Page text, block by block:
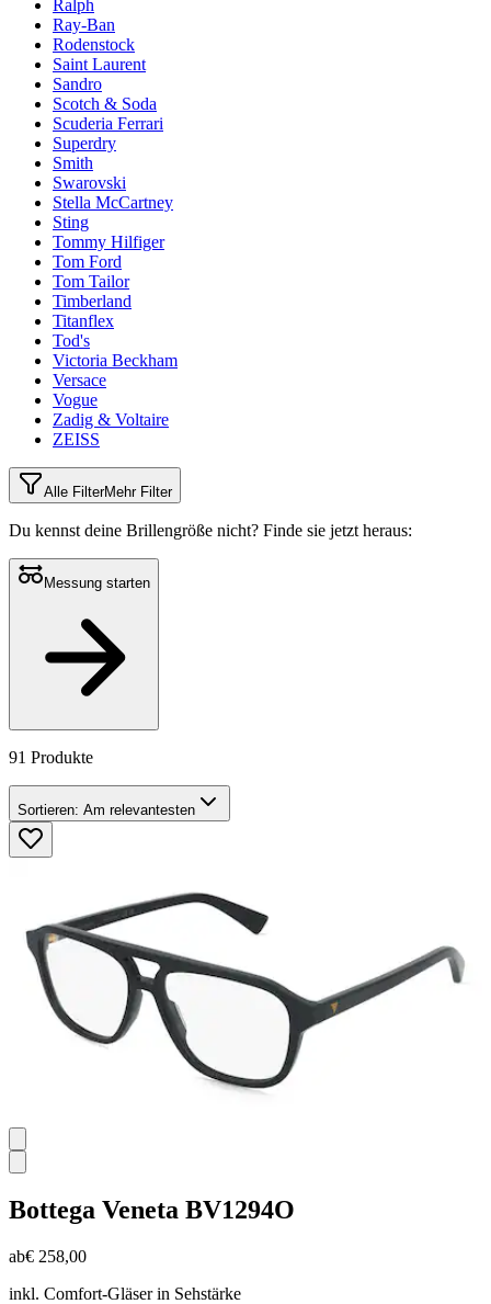
Ralph
Ray-Ban
Rodenstock
Saint Laurent
Sandro
Scotch & Soda
Scuderia Ferrari
Superdry
Smith
Swarovski
Stella McCartney
Sting
Tommy Hilfiger
Tom Ford
Tom Tailor
Timberland
Titanflex
Tod's
Victoria Beckham
Versace
Vogue
Zadig & Voltaire
ZEISS
Alle FilterMehr Filter
Du kennst deine Brillengröße nicht? Finde sie jetzt heraus:
Messung starten
91 Produkte
Sortieren: Am relevantesten
Bottega Veneta BV1294O
ab€ 258,00
inkl. Comfort-Gläser in Sehstärke